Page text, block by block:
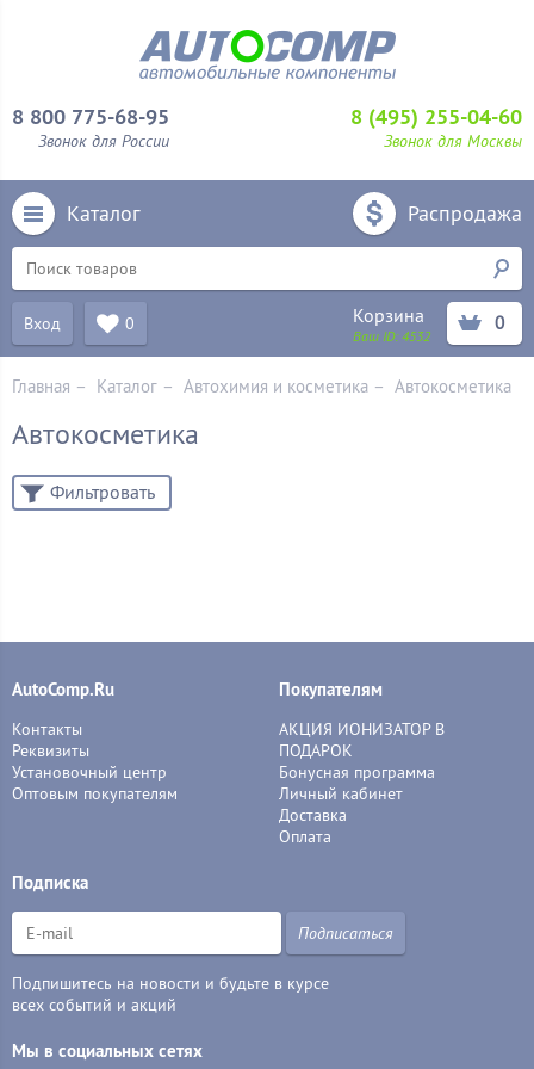
8 800 775-68-95
Звонок для России
8 (495) 255-04-60
Звонок для Москвы
Каталог Распродажа
Вход 0 Корзина
Ваш ID:4532
0
Главная – Каталог – Автохимия и косметика – Автокосметика
Автокосметика
Фильтровать
AutoComp.Ru
Контакты
Реквизиты
Установочный центр
Оптовым покупателям
Покупателям
АКЦИЯ ИОНИЗАТОР В
ПОДАРОК
Бонусная программа
Личный кабинет
Доставка
Оплата
Подписка
Подписаться
Подпишитесь на новости и будьте в курсе
всех событий и акций
Мы в социальных сетях